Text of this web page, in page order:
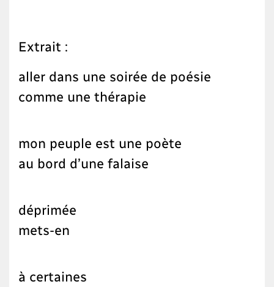
Extrait :
aller dans une soirée de poésie
comme une thérapie
mon peuple est une poète
au bord d’une falaise
déprimée
mets-en
à certaines